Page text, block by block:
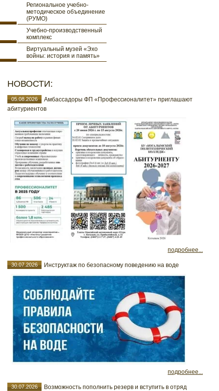
Региональное учебно-
методическое объединение
(РУМО)
Учебно-производственный
комплекс
Виртуальный музей «Эхо
войны: история и память»
НОВОСТИ:
05.08.2026
Амбассадоры ФП «Профессионалитет» приглашают
абитуриентов
подробнее...
30.07.2026 Инструктаж по безопасному поведению на воде
подробнее...
30.07.2026
Возможность пополнить резерв и вступить в отряд